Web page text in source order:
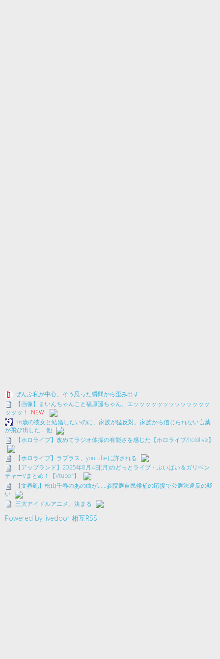
ぜんぶ私が中心、そう思った瞬間から歪み出す
【画像】まいんちゃんこと福原遥ちゃん、エッッッッッッッッッッッッッ
ッッッ！
NEW!
36歳の彼女と結婚したいのに、家族が猛反対。家族から信じられない言葉
が飛び出した… 他
【ホロライブ】改めてラジオ体操の有能さを感じた【ホロライブ/hololive】
【ホロライブ】ラプラス、youtubeに許される
【アップランド】2025年8月4日(月)のどっとライブ・ぶいぱい＆ガリベン
チャーVまとめ！【Vtuber】
【文春砲】松山千春のあの曲が……参院選自民候補の応援で公選法違反の疑
い
三大アイドルアニメ、決まる
Powered by livedoor 相互RSS